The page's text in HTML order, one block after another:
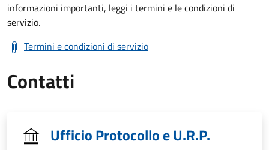
informazioni importanti, leggi i termini e le condizioni di
servizio.
Termini e condizioni di servizio
Contatti
Ufficio Protocollo e U.R.P.